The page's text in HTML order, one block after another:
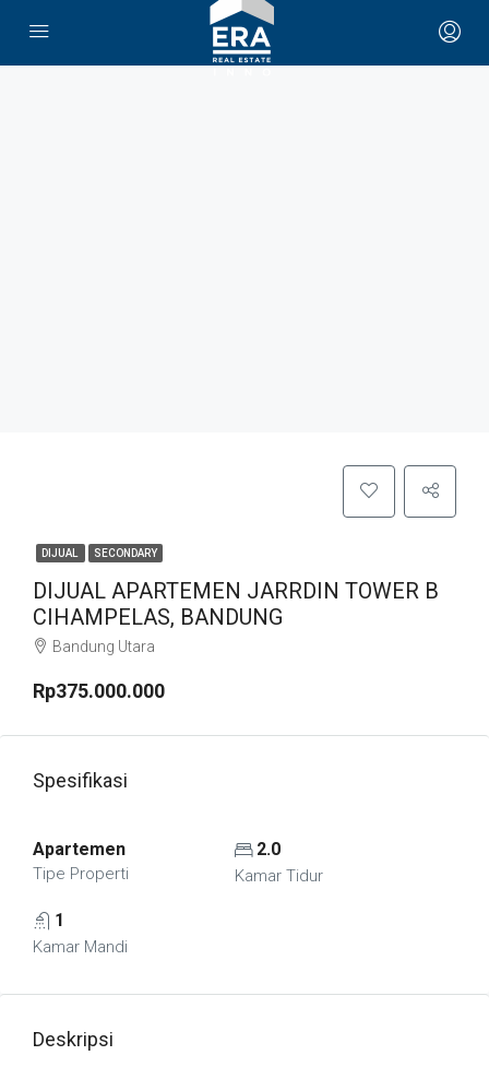
DIJUAL SECONDARY
DIJUAL APARTEMEN JARRDIN TOWER B
CIHAMPELAS, BANDUNG
Bandung Utara
Rp375.000.000
Spesifikasi
Apartemen
Tipe Properti
2.0
Kamar Tidur
1
Kamar Mandi
Deskripsi